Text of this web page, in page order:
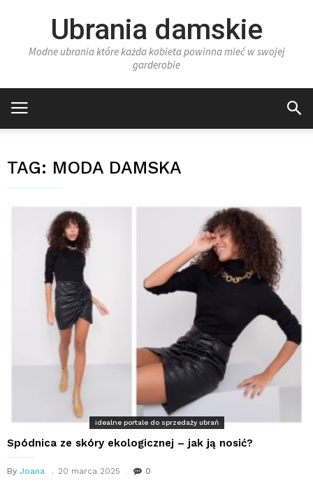
Ubrania damskie
Modne ubrania które każda kobieta powinna mieć w swojej
garderobie
TAG: MODA DAMSKA
idealne portale do sprzedaży ubrań
Spódnica ze skóry ekologicznej – jak ją nosić?
By Joana 20 marca 2025 0